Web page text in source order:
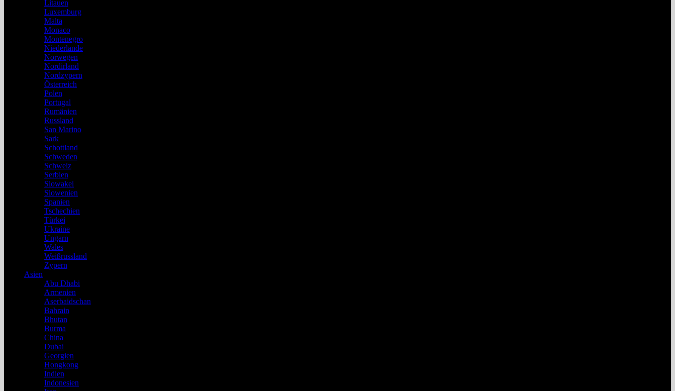
Litauen
Luxemburg
Malta
Monaco
Montenegro
Niederlande
Norwegen
Nordirland
Nordzypern
Österreich
Polen
Portugal
Rumänien
Russland
San Marino
Sark
Schottland
Schweden
Schweiz
Serbien
Slowakei
Slowenien
Spanien
Tschechien
Türkei
Ukraine
Ungarn
Wales
Weißrussland
Zypern
Asien
Abu Dhabi
Armenien
Aserbaidschan
Bahrain
Bhutan
Burma
China
Dubai
Georgien
Hongkong
Indien
Indonesien